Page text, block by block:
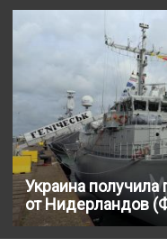
Украина
от Нидерландов